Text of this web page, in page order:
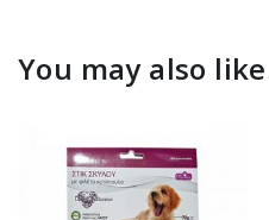
You may also